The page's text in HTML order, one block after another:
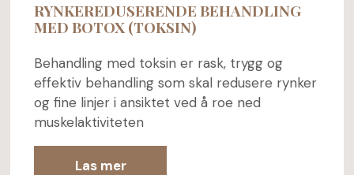
RYNKEREDUSERENDE BEHANDLING
MED BOTOX (TOKSIN)
Behandling med toksin er rask, trygg og
effektiv behandling som skal redusere rynker
og fine linjer i ansiktet ved å roe ned
muskelaktiviteten
Las mer